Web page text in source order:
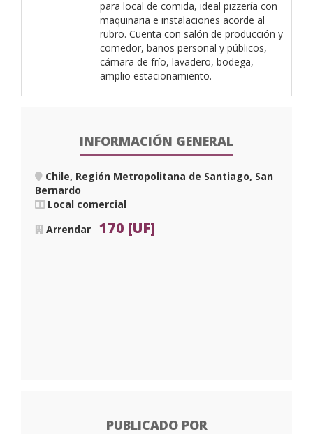
para local de comida, ideal pizzería con
maquinaria e instalaciones acorde al
rubro. Cuenta con salón de producción y
comedor, baños personal y públicos,
cámara de frío, lavadero, bodega,
amplio estacionamiento.
INFORMACIÓN GENERAL
Chile, Región Metropolitana de Santiago, San
Bernardo
Local comercial
Arrendar
170 [UF]
PUBLICADO POR